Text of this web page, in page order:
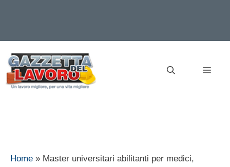
contenuto
Home » Master universitari abilitanti per medici,